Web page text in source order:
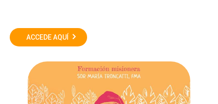
ACCEDE AQUÍ